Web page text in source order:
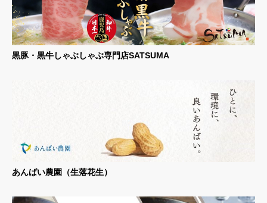
黒豚・黒牛しゃぶしゃぶ専門店SATSUMA
あんばい農園（生落花生）